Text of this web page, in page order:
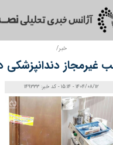
خبر/
دندانپزشکی
1404/08/12 - 15:14 - کد خبر: 149333